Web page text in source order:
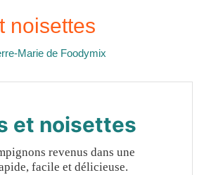
noisettes
Marie de Foodymix
et noisettes
revenus dans une
facile et délicieuse.